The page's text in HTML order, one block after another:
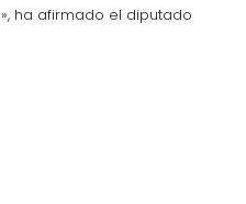
ha afirmado el diputado